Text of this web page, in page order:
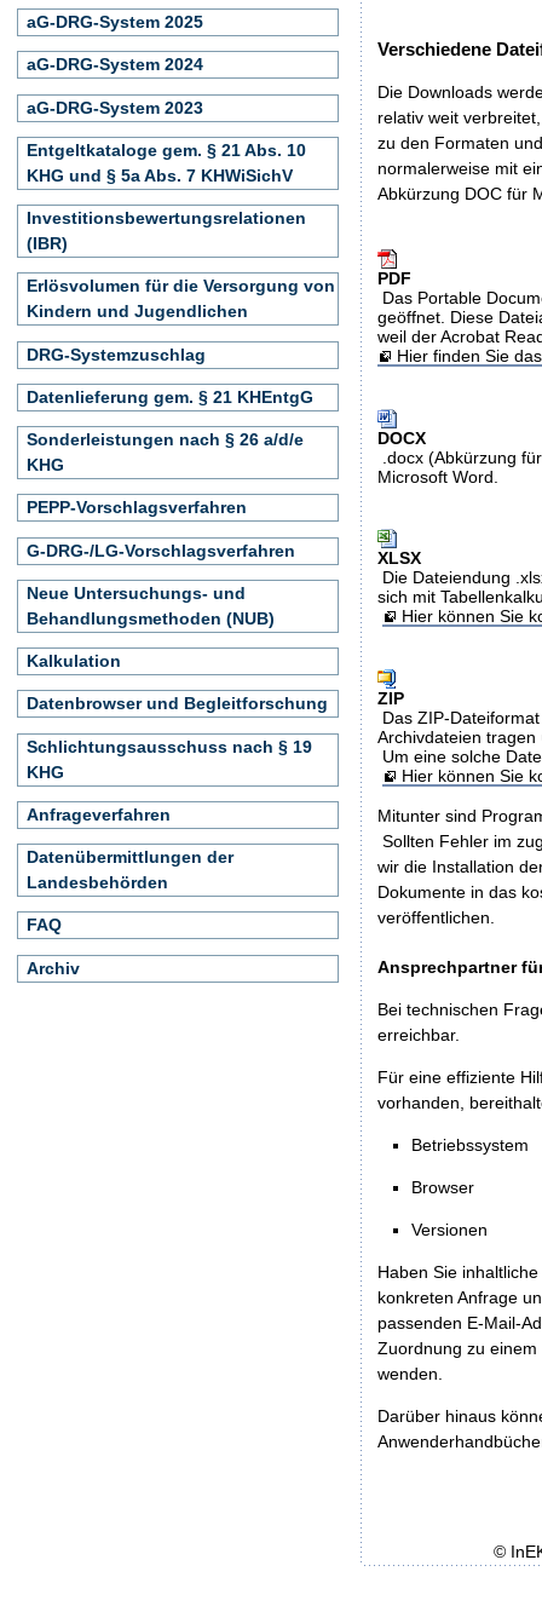
Verschiedene
Die Downloads
relativ weit
zu den Formaten
normalerweise mit
Abkürzung DOC für
PDF
Das Portable
geöffnet. Diese
weil der Acrobat
Hier finden Sie
DOCX
.docx (Abkürzung
Microsoft Word.
XLSX
Die Dateiendung
sich mit
Hier können Sie
ZIP
Das ZIP-
Archivdateien
Um eine solche
Hier können Sie
Mitunter sind
Sollten Fehler im
wir die Installation
Dokumente in das
veröffentlichen.
Ansprechpartner
Bei technischen
erreichbar.
Für eine effiziente
vorhanden,
Betriebssystem
Browser
Versionen
Haben Sie
konkreten Anfrage
passenden E-Mail-
Zuordnung zu
wenden.
Darüber hinaus
aG-DRG-System 2025
aG-DRG-System 2024
aG-DRG-System 2023
Entgeltkataloge gem. § 21 Abs. 10
KHG und § 5a Abs. 7 KHWiSichV
Investitionsbewertungsrelationen
(IBR)
Erlösvolumen für die Versorgung von
Kindern und Jugendlichen
DRG-Systemzuschlag
Datenlieferung gem. § 21 KHEntgG
Sonderleistungen nach § 26 a/d/e
KHG
PEPP-Vorschlagsverfahren
G-DRG-/LG-Vorschlagsverfahren
Neue Untersuchungs- und
Behandlungsmethoden (NUB)
Kalkulation
Datenbrowser und Begleitforschung
Schlichtungsausschuss nach § 19
KHG
Anfrageverfahren
Datenübermittlungen der
Landesbehörden
FAQ
Archiv
©